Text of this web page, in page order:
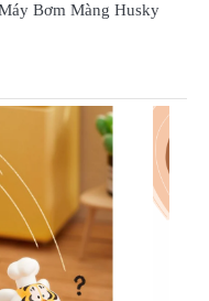
Bơm Màng Husky